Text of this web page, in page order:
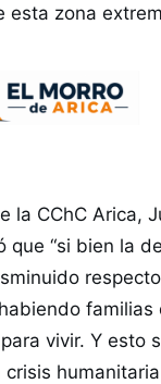
esta zona
la CChC Arica,
que “si bien la
familias
vivir. Y esto
crisis